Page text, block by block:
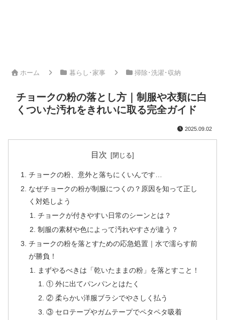
ホーム 暮らし･家事 掃除･洗濯･収納
チョークの粉の落とし方｜制服や衣類に白
くついた汚れをきれいに取る完全ガイド
2025.09.02
目次
チョークの粉、意外と落ちにくいんです…
なぜチョークの粉が制服につくの？原因を知って正し
く対処しよう
チョークが付きやすい日常のシーンとは？
制服の素材や色によって汚れやすさが違う？
チョークの粉を落とすための応急処置｜水で濡らす前
が勝負！
まずやるべきは「乾いたままの粉」を落とすこと！
① 外に出てパンパンとはたく
② 柔らかい洋服ブラシでやさしく払う
③ セロテープやガムテープでペタペタ吸着